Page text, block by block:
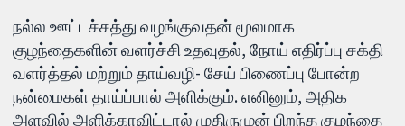
நல்ல ஊட்டச்சத்து வழங்குவதன் மூலமாக
குழந்தைகளின் வளர்ச்சி உதவுதல், நோய் எதிர்ப்பு சக்தி
வளர்த்தல் மற்றும் தாய்வழி- சேய் பிணைப்பு போன்ற
நன்மைகள் தாய்ப்பால் அளிக்கும். எனினும், அதிக
அளவில் அளிக்காவிட்டால் முதிருமுன் பிறந்த குழந்தை